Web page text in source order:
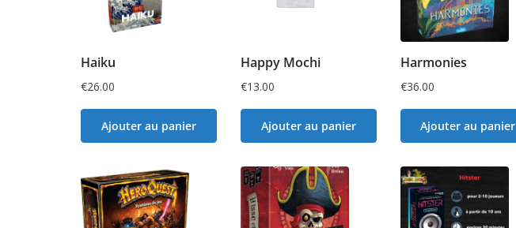
Haiku
€26.00
Ajouter au panier
Happy Mochi
€13.00
Ajouter au panier
Harmonies
€36.00
Ajouter au panier